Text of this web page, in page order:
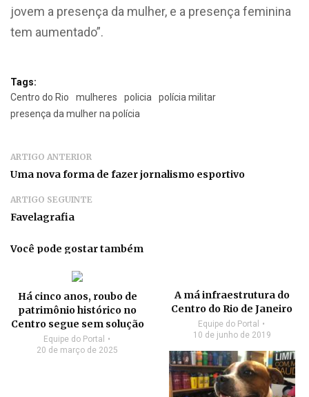
jovem a presença da mulher, e a presença feminina
tem aumentado”.
Tags:
Centro do Rio
mulheres policia
polícia militar
presença da mulher na polícia
ARTIGO ANTERIOR
Uma nova forma de fazer jornalismo esportivo
ARTIGO SEGUINTE
Favelagrafia
Você pode gostar também
Há cinco anos, roubo de
patrimônio histórico no
Centro segue sem solução
Equipe do Portal
20 de março de 2025
A má infraestrutura do
Centro do Rio de Janeiro
Equipe do Portal
10 de junho de 2019